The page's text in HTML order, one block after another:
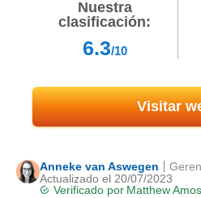
Nuestra
clasificación:
6.3/10
Visitar
Anneke van Aswegen
Actualizado el 20/07/2023
Verificado por Matthew Amos